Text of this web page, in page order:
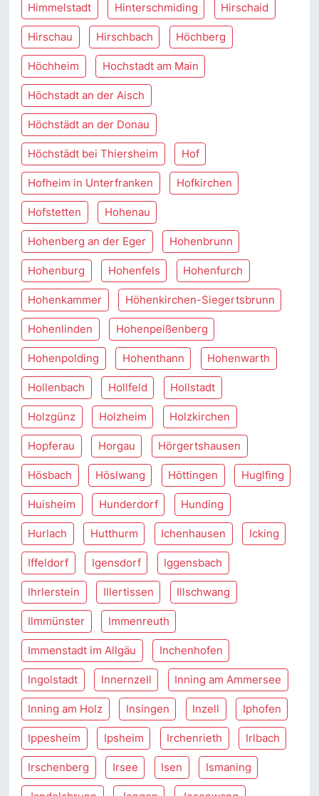
Himmelstadt Hinterschmiding Hirschaid
Hirschau Hirschbach Höchberg
Höchheim Hochstadt am Main
Höchstadt an der Aisch
Höchstädt an der Donau
Höchstädt bei Thiersheim Hof
Hofheim in Unterfranken Hofkirchen
Hofstetten Hohenau
Hohenberg an der Eger Hohenbrunn
Hohenburg Hohenfels Hohenfurch
Hohenkammer Höhenkirchen-Siegertsbrunn
Hohenlinden Hohenpeißenberg
Hohenpolding Hohenthann Hohenwarth
Hollenbach Hollfeld Hollstadt
Holzgünz Holzheim Holzkirchen
Hopferau Horgau Hörgertshausen
Hösbach Höslwang Höttingen Huglfing
Huisheim Hunderdorf Hunding
Hurlach Hutthurm Ichenhausen Icking
Iffeldorf Igensdorf Iggensbach
Ihrlerstein Illertissen Illschwang
Ilmmünster Immenreuth
Immenstadt im Allgäu Inchenhofen
Ingolstadt Innernzell Inning am Ammersee
Inning am Holz Insingen Inzell Iphofen
Ippesheim Ipsheim Irchenrieth Irlbach
Irschenberg Irsee Isen Ismaning